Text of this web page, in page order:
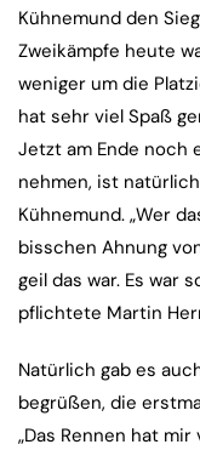
Kühnemund den
Zweikämpfe heute
weniger um die
hat sehr viel Spaß
Jetzt am Ende noch
nehmen, ist
Kühnemund. „Wer
bisschen Ahnung
geil das war. Es war
pflichtete Martin
Natürlich gab es
begrüßen, die
„Das Rennen hat